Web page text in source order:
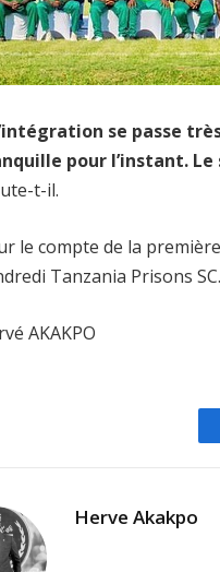
se passe
pour l’instant.
t-il.
le compte de la
Tanzania Prisons SC.
AKAKPO
Herve Akakpo